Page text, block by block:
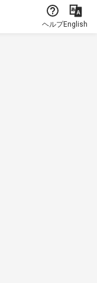
ヘルプEnglish